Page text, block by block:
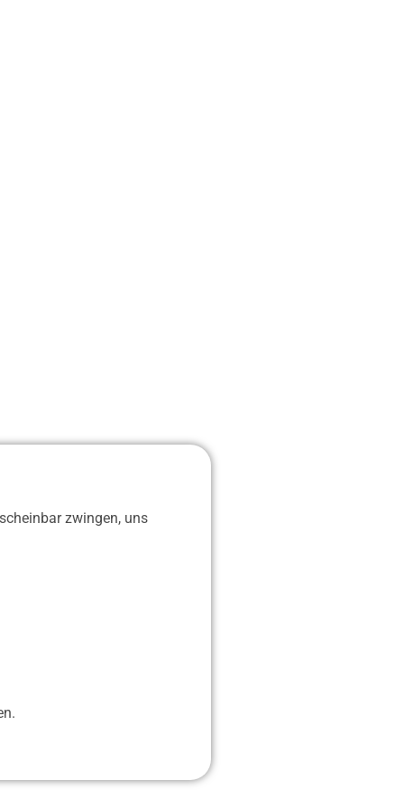
zwingen, uns